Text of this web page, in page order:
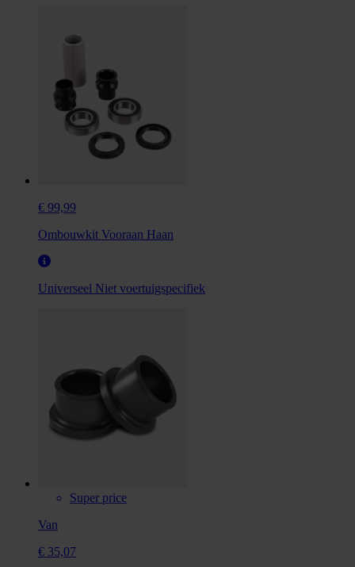
€ 99,99
Ombouwkit Vooraan Haan
Universeel Niet voertuigspecifiek
Super price
Van
€ 35,07